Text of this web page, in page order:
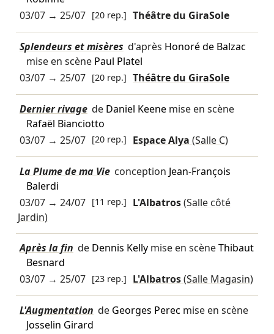
03/07→ 25/07 [20 rep.] Théâtre du GiraSole
Splendeurs et misères d'après Honoré de Balzac
mise en scène Paul Platel
03/07→ 25/07 [20 rep.] Théâtre du GiraSole
Dernier rivage de Daniel Keenemise en scène
Rafaël Bianciotto
03/07→ 25/07 [20 rep.] Espace Alya(Salle C)
La Plume de ma Vie conception Jean-François
Balerdi
03/07→ 24/07 [11 rep.] L'Albatros(Salle côté
Jardin)
Après la fin de Dennis Kellymise en scèneThibaut
Besnard
03/07→ 25/07 [23 rep.] L'Albatros(Salle Magasin)
L'Augmentation de Georges Perec mise en scène
Josselin Girard